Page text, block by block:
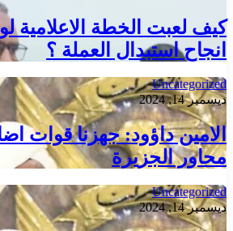
كيف لعبت الخطة الاعلامية
انجاح استبدال العملة ؟
Uncategorized
ديسمبر 14, 2024
الامين داؤود: جهزنا قوات
محاور الجزيرة
Uncategorized
ديسمبر 14, 2024